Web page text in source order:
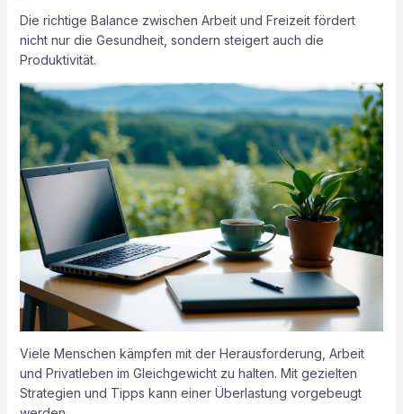
Die richtige Balance zwischen Arbeit und Freizeit fördert
nicht nur die Gesundheit, sondern steigert auch die
Produktivität.
Viele Menschen kämpfen mit der Herausforderung, Arbeit
und Privatleben im Gleichgewicht zu halten. Mit gezielten
Strategien und Tipps kann einer Überlastung vorgebeugt